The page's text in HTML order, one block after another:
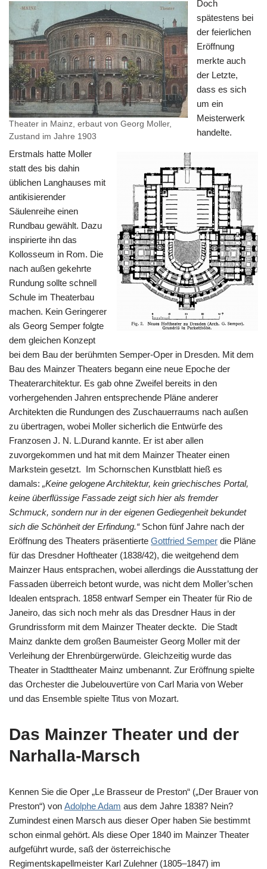
Theater in Mainz, erbaut von Georg Moller,
Zustand im Jahre 1903
Doch
spätestens bei
der feierlichen
Eröffnung
merkte auch
der Letzte,
dass es sich
um ein
Meisterwerk
handelte.
Erstmals hatte Moller
statt des bis dahin
üblichen Langhauses mit
antikisierender
Säulenreihe einen
Rundbau gewählt. Dazu
inspirierte ihn das
Kollosseum in Rom. Die
nach außen gekehrte
Rundung sollte schnell
Schule im Theaterbau
machen. Kein Geringerer
als Georg Semper folgte
dem gleichen Konzept
bei dem Bau der berühmten Semper-Oper in Dresden. Mit dem
Bau des Mainzer Theaters begann eine neue Epoche der
Theaterarchitektur. Es gab ohne Zweifel bereits in den
vorhergehenden Jahren entsprechende Pläne anderer
Architekten die Rundungen des Zuschauerraums nach außen
zu übertragen, wobei Moller sicherlich die Entwürfe des
Franzosen J. N. L.Durand kannte. Er ist aber allen
zuvorgekommen und hat mit dem Mainzer Theater einen
Markstein gesetzt. Im Schornschen Kunstblatt hieß es
damals: „Keine gelogene Architektur, kein griechisches Portal,
keine überflüssige Fassade zeigt sich hier als fremder
Schmuck, sondern nur in der eigenen Gediegenheit bekundet
sich die Schönheit der Erfindung.“Schon fünf Jahre nach der
Eröffnung des Theaters präsentierte Gottfried Semper die Pläne
für das Dresdner Hoftheater (1838/42), die weitgehend dem
Mainzer Haus entsprachen, wobei allerdings die Ausstattung der
Fassaden überreich betont wurde, was nicht dem Moller’schen
Idealen entsprach. 1858 entwarf Semper ein Theater für Rio de
Janeiro, das sich noch mehr als das Dresdner Haus in der
Grundrissform mit dem Mainzer Theater deckte. Die Stadt
Mainz dankte dem großen Baumeister Georg Moller mit der
Verleihung der Ehrenbürgerwürde. Gleichzeitig wurde das
Theater in Stadttheater Mainz umbenannt. Zur Eröffnung spielte
das Orchester die Jubelouvertüre von Carl Maria von Weber
und das Ensemble spielte Titus von Mozart.
Das Mainzer Theater und der
Narhalla-Marsch
Kennen Sie die Oper „Le Brasseur de Preston“ („Der Brauer von
Preston“) von Adolphe Adam aus dem Jahre 1838? Nein?
Zumindest einen Marsch aus dieser Oper haben Sie bestimmt
schon einmal gehört. Als diese Oper 1840 im Mainzer Theater
aufgeführt wurde, saß der österreichische
Regimentskapellmeister Karl Zulehner (1805–1847) im